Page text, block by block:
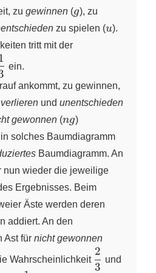
zu gewinnen (g
g), zu
zu spielen (u
u).
tritt mit der
ein.
ankommt, zu gewinnen,
verlieren und unentschieden
gewonnen (ng
ng)
solches Baumdiagramm
Baumdiagramm. An
nun wieder die jeweilige
Ergebnisses. Beim
Äste werden deren
addiert. An den
Ast für nicht gewonnen
Wahrscheinlichkeit \dfrac{2}
{3}
3
2
und